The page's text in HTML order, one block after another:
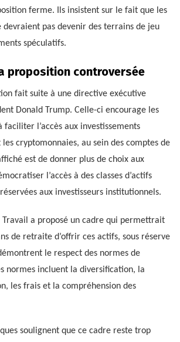
ferme. Ils insistent sur le fait que les
pas devenir des terrains de jeu
spéculatifs.
proposition controversée
fait suite à une directive exécutive
Donald Trump. Celle-ci encourage les
faciliter l’accès aux investissements
cryptomonnaies, au sein des comptes de
est de donner plus de choix aux
l’accès à des classes d’actifs
aux investisseurs institutionnels.
Travail a proposé un cadre qui permettrait
de retraite d’offrir ces actifs, sous réserve
le respect des normes de
normes incluent la diversification, la
les frais et la compréhension des
soulignent que ce cadre reste trop